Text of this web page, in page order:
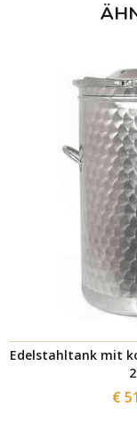
Edelstahltank mit
€